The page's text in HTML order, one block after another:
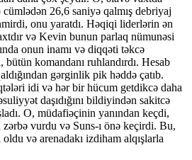
26,6 saniyə qalmış debriyaj
onu yaratdı. Həqiqi liderlərin ən
və Kevin bunun parlaq nümunəsi
onun inamı və diqqəti təkcə
bütün komandanı ruhlandırdı. Hesab
gərginlik pik həddə çatıb.
idi və hər bir hücum getdikcə daha
daşıdığını bildiyindən sakitcə
O, müdafiəçinin yanından keçdi,
vurdu və Suns-ı önə keçirdi. Bu,
və arenadakı izdiham alqışlarla